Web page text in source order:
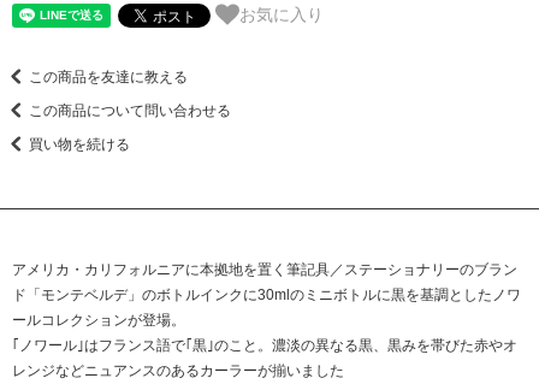
お気に入り
この商品を友達に教える
この商品について問い合わせる
買い物を続ける
アメリカ・カリフォルニアに本拠地を置く筆記具／ステーショナリーのブラン
ド「モンテベルデ」のボトルインクに30mlのミニボトルに黒を基調としたノワ
ールコレクションが登場。
｢ノワール｣はフランス語で｢黒｣のこと。濃淡の異なる黒、黒みを帯びた赤やオ
レンジなどニュアンスのあるカーラーが揃いました